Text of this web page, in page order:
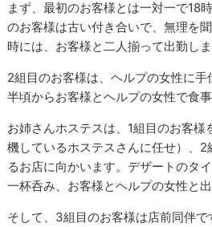
まず、最初のお客様とは一対一で18
のお客様は古い付き合いで、無理を
時には、お客様と二人揃って出勤しま
2組目のお客様は、ヘルプの女性に
半頃からお客様とヘルプの女性で食
お姉さんホステスは、1組目のお客
機しているホステスさんに任せ）、
るお店に向かいます。デザートのタ
一杯呑み、お客様とヘルプの女性と出
そして、3組目のお客様は店前同伴